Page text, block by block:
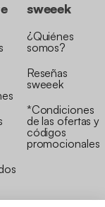
sweeek
¿Quiénes
somos?
Reseñas
sweeek
*Condiciones
de las ofertas y
códigos
promocionales